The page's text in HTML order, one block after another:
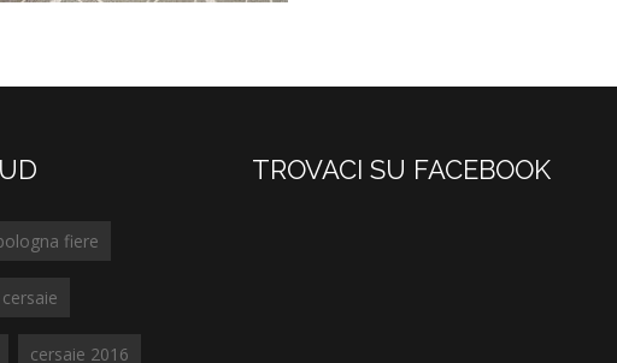
fiere
cersaie
cersaie 2016
TROVACI SU FACEBOOK